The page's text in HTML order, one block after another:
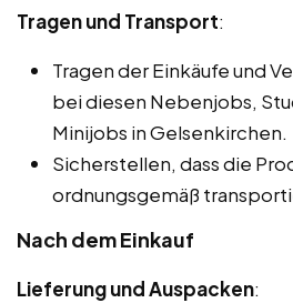
Tragen und Transport:
Tragen der Einkäufe und
bei diesen Nebenjobs,
Minijobs in Gelsenkirchen.
Sicherstellen, dass die
ordnungsgemäß
Nach dem Einkauf
Lieferung und Auspacken: